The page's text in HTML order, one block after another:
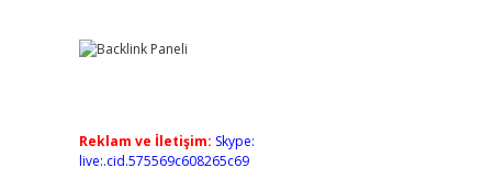
Reklam ve İletişim: Skype:
live:.cid.575569c608265c69